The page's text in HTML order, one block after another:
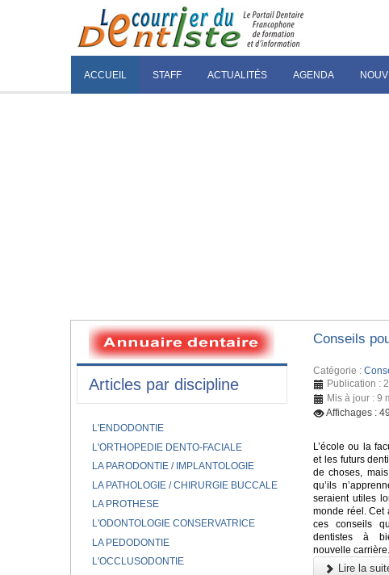
ACCUEIL STAFF ACTUALITÉS AGENDA
Conseils
Catégorie :
Publication :
Mis à jour : 9
Affichages :
L’école ou la
et les futurs
de choses,
qu’ils
seraient utiles
monde réel. Cet
ces conseils
dentistes à
nouvelle carrière.
Lire la
Articles par discipline
L'ENDODONTIE
L'ORTHOPEDIE DENTO-FACIALE
LA PARODONTIE / IMPLANTOLOGIE
LA PATHOLOGIE / CHIRURGIE BUCCALE
LA PROTHESE
L'ODONTOLOGIE CONSERVATRICE
LA PEDODONTIE
L'OCCLUSODONTIE